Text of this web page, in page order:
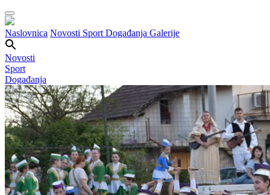
Naslovnica Novosti Sport Događanja Galerije
Novosti
Sport
Događanja